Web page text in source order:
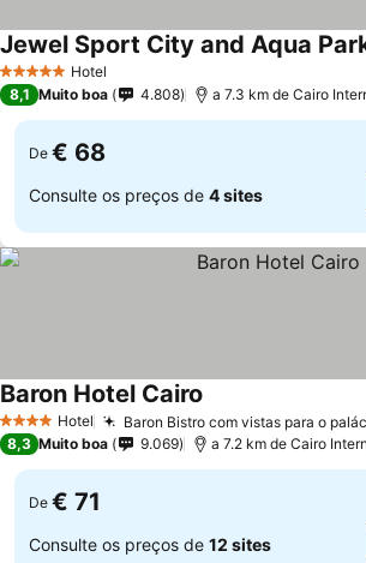
5 Estrelas Hotel
Jewel Sport City and Aqua
8,1 Muito boa 4.808 a 7.3 km de Cairo
De € 68
Consulte os preços de 4 sites
4 EstrelasHotel Baron Bistro com vistas para o
Baron Hotel Cairo
8,3 Muito boa 9.069 a 7.2 km de Cairo
De € 71
Consulte os preços de 12 sites